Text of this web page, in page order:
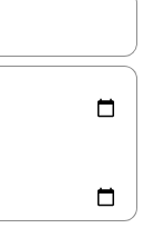
explore-os